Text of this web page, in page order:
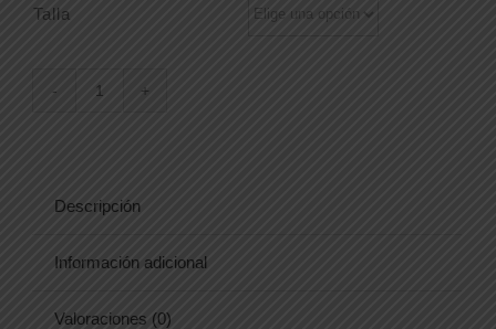
Talla
cantidad
Descripción
Información adicional
Valoraciones (0)